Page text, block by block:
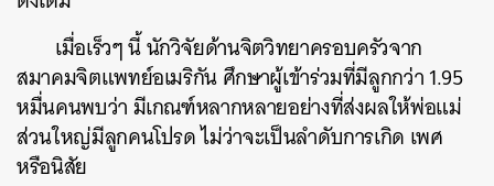
เมื่อเร็วๆ นี้ นักวิจัยด้านจิตวิทยาครอบครัวจาก
สมาคมจิตแพทย์อเมริกัน ศึกษาผู้เข้าร่วมที่มีลูกกว่า 1.95
หมื่นคนพบว่า มีเกณฑ์หลากหลายอย่างที่ส่งผลให้พ่อแม่
ส่วนใหญ่มีลูกคนโปรด ไม่ว่าจะเป็นลำดับการเกิด เพศ
หรือนิสัย